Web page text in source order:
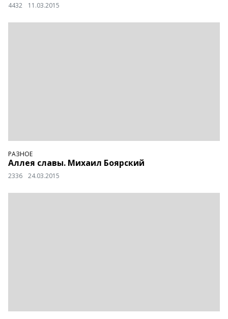
4432 11.03.2015
РАЗНОЕ
Аллея славы. Михаил Боярский
2336 24.03.2015